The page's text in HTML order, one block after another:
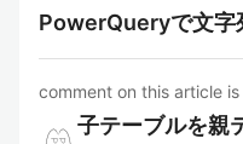
PowerQueryで文字
comment on this article
子テーブルを親